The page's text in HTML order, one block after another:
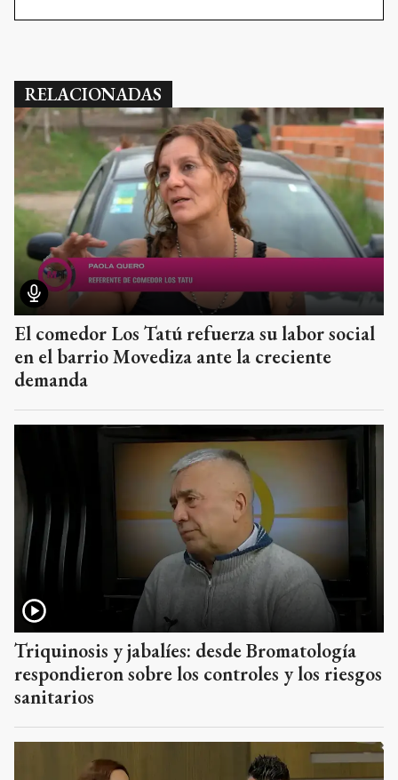
RELACIONADAS
El comedor Los Tatú refuerza su labor social
en el barrio Movediza ante la creciente
demanda
Triquinosis y jabalíes: desde Bromatología
respondieron sobre los controles y los riesgos
sanitarios